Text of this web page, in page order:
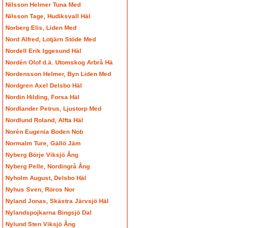
Nilsson Helmer Tuna Med
Nilsson Tage, Hudiksvall Häl
Norberg Elis, Liden Med
Nord Alfred, Lotjärn Stöde Med
Nordell Erik Iggesund Häl
Nordén Olof d.ä. Utomskog Arbrå Hä
Nordensson Helmer, Byn Liden Med
Nordgren Axel Delsbo Häl
Nordin Hilding, Forsa Häl
Nordlander Petrus, Ljustorp Med
Nordlund Roland, Alfta Häl
Norén Eugenia Boden Nob
Normalm Ture, Gällö Jäm
Nyberg Börje Viksjö Ång
Nyberg Pelle, Nordingrå Ång
Nyholm August, Delsbo Häl
Nyhus Sven, Röros Nor
Nyland Jonas, Skästra Järvsjö Häl
Nylandspojkarna Bingsjö Dal
Nylund Sten Viksjö Ång